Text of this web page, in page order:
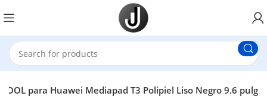
para Huawei Mediapad T3 Polipiel Liso Negro 9.6 pulg